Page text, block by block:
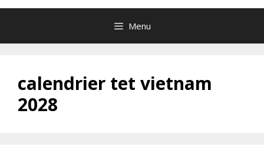
Menu
calendrier tet vietnam
2028